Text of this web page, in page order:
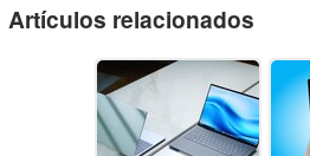
Artículos relacionados